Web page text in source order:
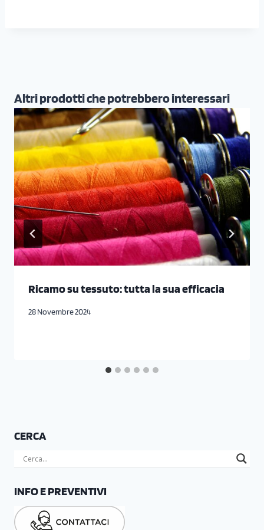
Altri prodotti che potrebbero interessari
Ricamo su tessuto: tutta la sua efficacia
28 Novembre 2024
CERCA
INFO E PREVENTIVI